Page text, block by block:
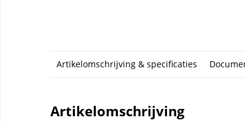
Artikelomschrijving & specificaties
Artikelomschrijving